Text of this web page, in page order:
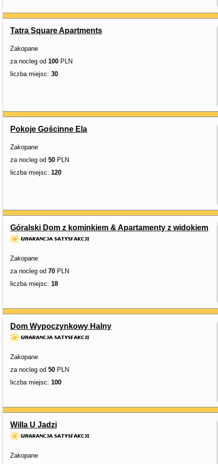
Tatra Square Apartments
Zakopane
za nocleg od 100 PLN
liczba miejsc: 30
Pokoje Gościnne Ela
Zakopane
za nocleg od 50 PLN
liczba miejsc: 120
Góralski Dom z kominkiem & Apartamenty z widokiem
Zakopane
za nocleg od 70 PLN
liczba miejsc: 18
Dom Wypoczynkowy Halny
Zakopane
za nocleg od 50 PLN
liczba miejsc: 100
Willa U Jadzi
Zakopane